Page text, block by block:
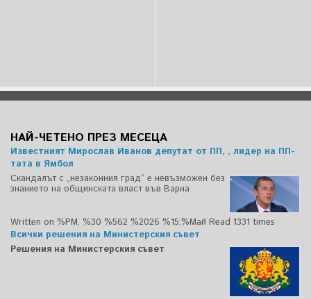
НАЙ-ЧЕТЕНО ПРЕЗ МЕСЕЦА
Известният Мирослав Иванов депутат от ПП, , лидер на ПП-
тата в Ямбол
Скандалът с „незаконния град“ е невъзможен без
знанието на общинската власт във Варна
Written on %PM, %30 %562 %2026 %15:%Май Read 1331 times
Всички решения на Министерския съвет
Решения на Министерския съвет